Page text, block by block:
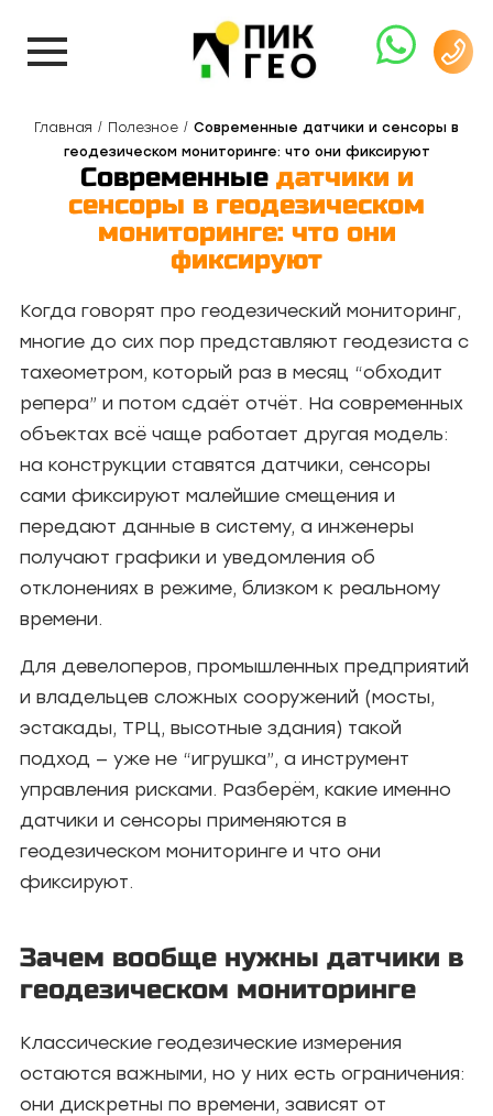
Главная Полезное
Современные датчики и сенсоры в
геодезическом мониторинге: что они фиксируют
Современные датчики и
сенсоры в геодезическом
мониторинге: что они
фиксируют
Когда говорят про геодезический мониторинг,
многие до сих пор представляют геодезиста с
тахеометром, который раз в месяц “обходит
репера” и потом сдаёт отчёт. На современных
объектах всё чаще работает другая модель:
на конструкции ставятся датчики, сенсоры
сами фиксируют малейшие смещения и
передают данные в систему, а инженеры
получают графики и уведомления об
отклонениях в режиме, близком к реальному
времени.
Для девелоперов, промышленных предприятий
и владельцев сложных сооружений (мосты,
эстакады, ТРЦ, высотные здания) такой
подход — уже не “игрушка”, а инструмент
управления рисками. Разберём, какие именно
датчики и сенсоры применяются в
геодезическом мониторинге и что они
фиксируют.
Зачем вообще нужны датчики в
геодезическом мониторинге
Классические геодезические измерения
остаются важными, но у них есть ограничения:
они дискретны по времени, зависят от